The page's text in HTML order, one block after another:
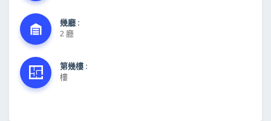
幾廳 :
2 廳
第幾樓 :
樓